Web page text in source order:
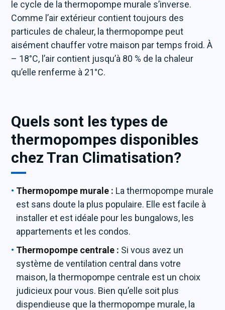
le cycle de la thermopompe murale s’inverse.
Comme l’air extérieur contient toujours des
particules de chaleur, la thermopompe peut
aisément chauffer votre maison par temps froid. À
– 18°C, l’air contient jusqu’à 80 % de la chaleur
qu’elle renferme à 21°C.
Quels sont les types de
thermopompes disponibles
chez Tran Climatisation?
Thermopompe murale : La thermopompe murale
est sans doute la plus populaire. Elle est facile à
installer et est idéale pour les bungalows, les
appartements et les condos.
Thermopompe centrale : Si vous avez un
système de ventilation central dans votre
maison, la thermopompe centrale est un choix
judicieux pour vous. Bien qu’elle soit plus
dispendieuse que la thermopompe murale, la